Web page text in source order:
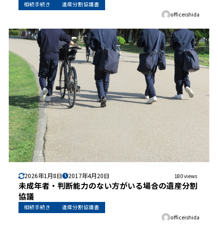
相続手続き
遺産分割協議書
officeishida
2026年1月8日 2017年4月20日 180 views
未成年者・判断能力のない方がいる場合の遺産分割
協議
相続手続き
遺産分割協議書
officeishida